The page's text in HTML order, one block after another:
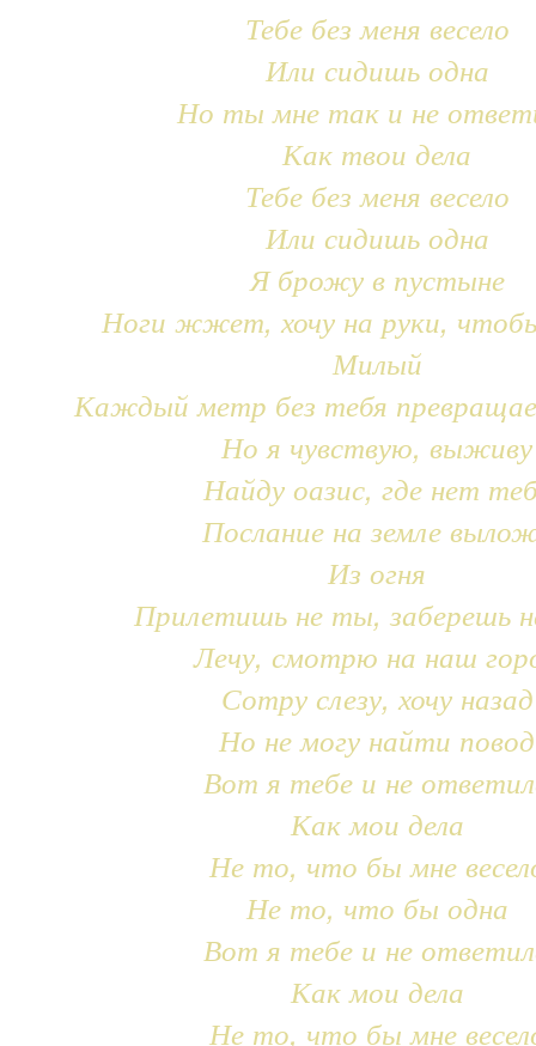
Тебе без меня весело
Или сидишь одна
Но ты мне так и не
Как твои дела
Тебе без меня весело
Или сидишь одна
Я брожу в пустыне
Ноги жжет, хочу на руки,
Милый
Каждый метр без тебя
Но я чувствую, выживу
Найду оазис, где нет
Послание на земле
Из огня
Прилетишь не ты, заберешь
Лечу, смотрю на наш
Сотру слезу, хочу назад
Но не могу найти повод
Вот я тебе и не
Как мои дела
Не то, что бы мне
Не то, что бы одна
Вот я тебе и не
Как мои дела
Не то, что бы мне